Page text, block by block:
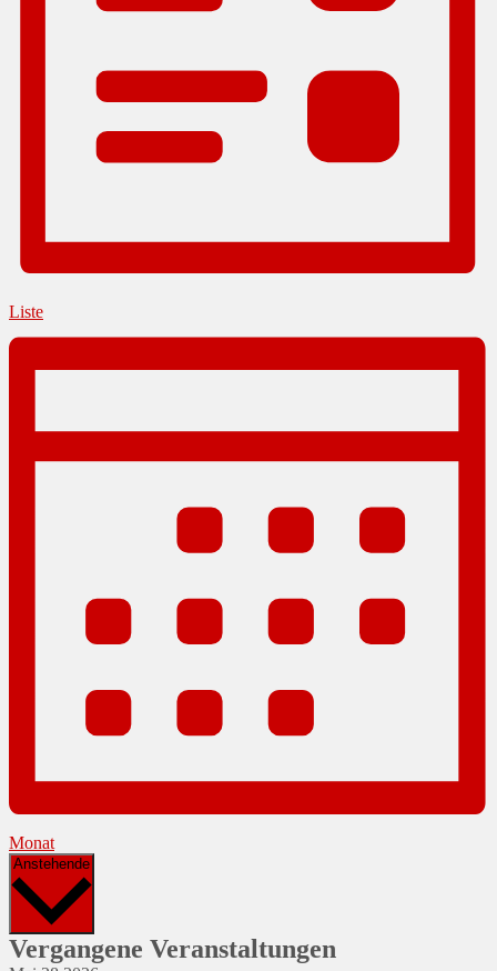
Liste
Monat
Anstehende
Vergangene Veranstaltungen